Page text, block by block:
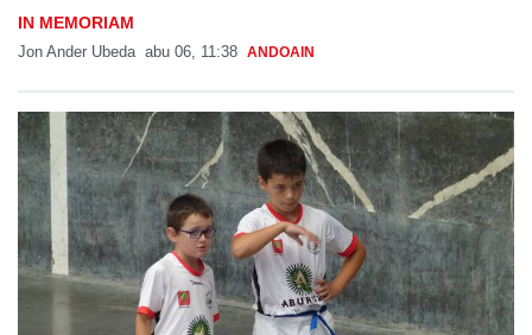
IN MEMORIAM
Jon Ander Ubeda abu 06, 11:38 ANDOAIN